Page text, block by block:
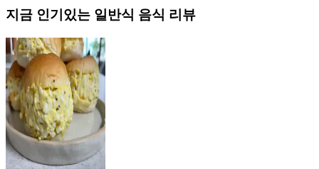
지금 인기있는 일반식 음식 리뷰